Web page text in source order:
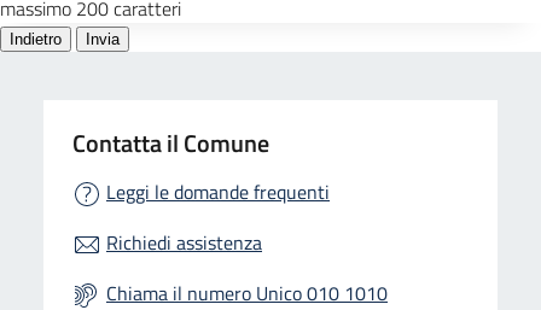
Contatta il Comune
Leggi le domande frequenti
Richiedi assistenza
Chiama il numero Unico 010 1010